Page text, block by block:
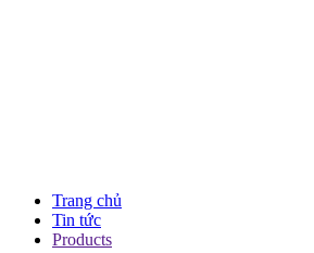
Trang chủ
Tin tức
Products